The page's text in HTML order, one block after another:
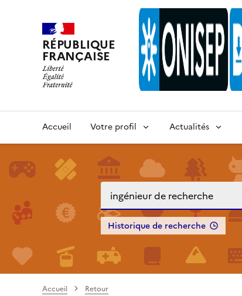
RÉPUBLIQUE
FRANÇAISE
Accueil Votre profil Actualités
Historique de recherche
Accueil Retour